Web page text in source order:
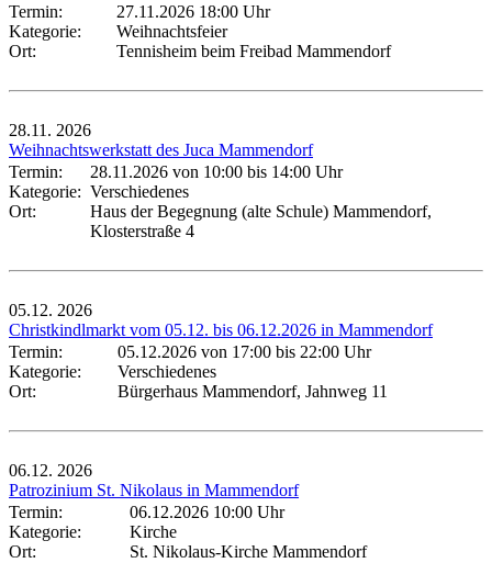
Termin:
27.11.2026 18:00 Uhr
Kategorie:
Weihnachtsfeier
Ort:
Tennisheim beim Freibad Mammendorf
28.11. 2026
Weihnachtswerkstatt des Juca Mammendorf
Termin:
28.11.2026 von 10:00 bis 14:00 Uhr
Kategorie: Verschiedenes
Ort:
Haus der Begegnung (alte Schule) Mammendorf,
Klosterstraße 4
05.12. 2026
Christkindlmarkt vom 05.12. bis 06.12.2026 in Mammendorf
Termin:
05.12.2026 von 17:00 bis 22:00 Uhr
Kategorie:
Verschiedenes
Ort:
Bürgerhaus Mammendorf, Jahnweg 11
06.12. 2026
Patrozinium St. Nikolaus in Mammendorf
Termin:
06.12.2026 10:00 Uhr
Kategorie:
Kirche
Ort:
St. Nikolaus-Kirche Mammendorf